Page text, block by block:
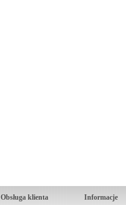
Obsługa klienta
Informacje